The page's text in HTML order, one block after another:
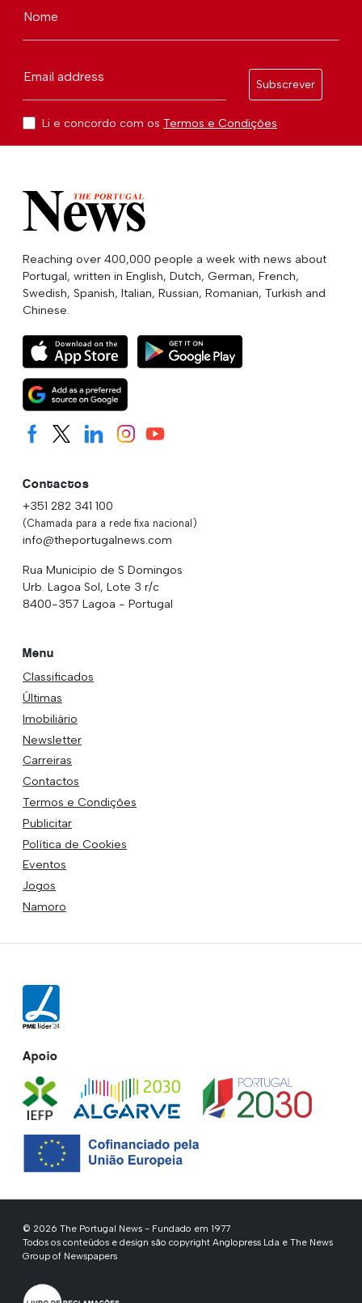
Nome
Email address
Subscrever
Li e concordo com os Termos e Condições
Reaching over 400,000 people a week with news about
Portugal, written in English, Dutch, German, French,
Swedish, Spanish, Italian, Russian, Romanian, Turkish and
Chinese.
Contactos
+351 282 341 100
(Chamada para a rede fixa nacional)
info@theportugalnews.com
Rua Municipio de S Domingos
Urb. Lagoa Sol, Lote 3 r/c
8400-357 Lagoa - Portugal
Menu
Classificados
Últimas
Imobiliário
Newsletter
Carreiras
Contactos
Termos e Condições
Publicitar
Política de Cookies
Eventos
Jogos
Namoro
Apoio
© 2026 The Portugal News - Fundado em 1977
Todos os conteúdos e design são copyright Anglopress Lda e The News
Group of Newspapers